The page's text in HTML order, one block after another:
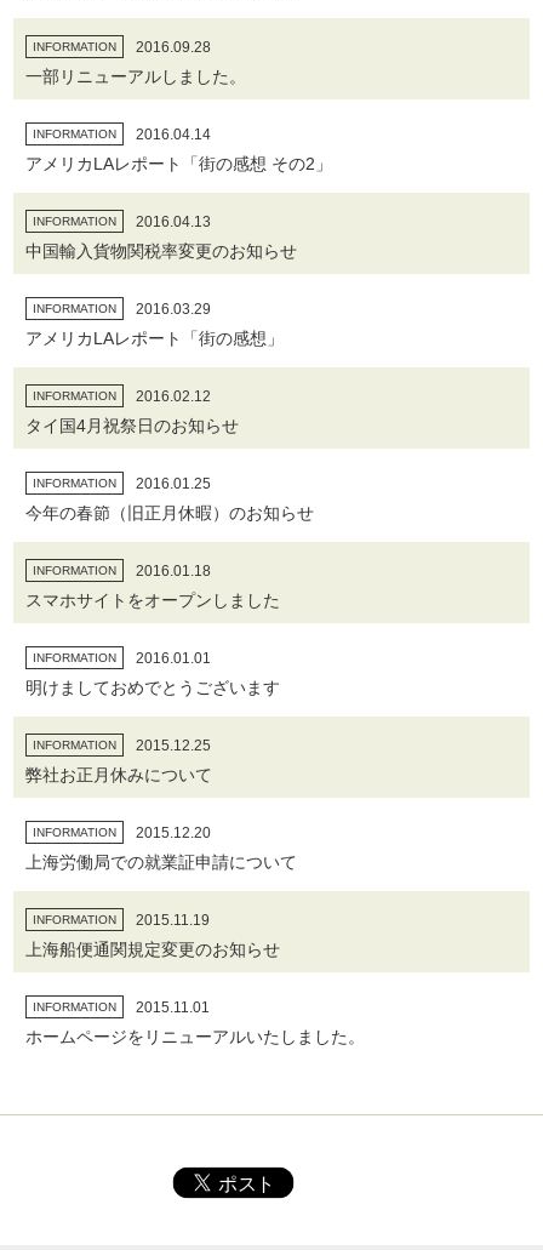
INFORMATION 2016.09.28
一部リニューアルしました。
INFORMATION 2016.04.14
アメリカLAレポート「街の感想 その2」
INFORMATION 2016.04.13
中国輸入貨物関税率変更のお知らせ
INFORMATION 2016.03.29
アメリカLAレポート「街の感想」
INFORMATION 2016.02.12
タイ国4月祝祭日のお知らせ
INFORMATION 2016.01.25
今年の春節（旧正月休暇）のお知らせ
INFORMATION 2016.01.18
スマホサイトをオープンしました
INFORMATION 2016.01.01
明けましておめでとうございます
INFORMATION 2015.12.25
弊社お正月休みについて
INFORMATION 2015.12.20
上海労働局での就業証申請について
INFORMATION 2015.11.19
上海船便通関規定変更のお知らせ
INFORMATION 2015.11.01
ホームページをリニューアルいたしました。